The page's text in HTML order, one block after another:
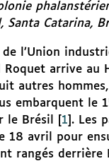
Santa Catarina,
de l’Union
Roquet arrive au
autres
embarquent le
le Brésil
1 . Les
18 avril pour
rangés derrière